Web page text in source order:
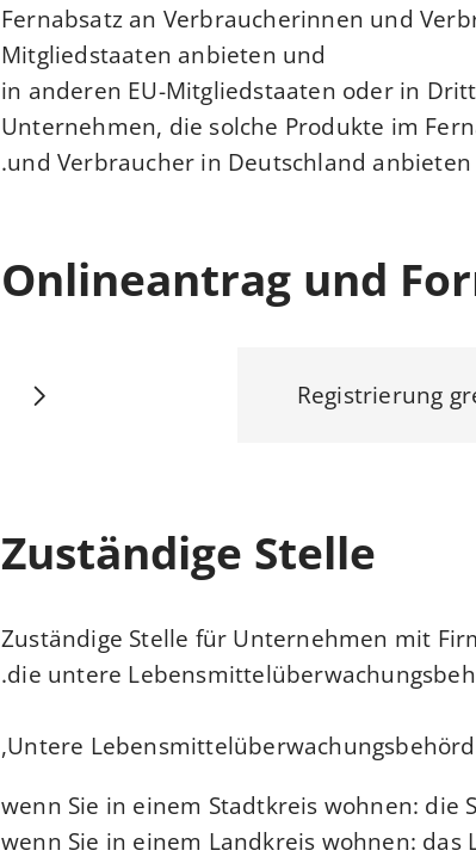
Fernabsatz an Verbraucherinnen und
Mitgliedstaaten anbieten und
in anderen EU-Mitgliedstaaten oder in
Unternehmen, die solche Produkte im
und Verbraucher in Deutschland anbieten.
Onlineantrag und
Registrierung
Zuständige Stelle
Zuständige Stelle für Unternehmen mit
die untere
Untere
wenn Sie in einem Stadtkreis wohnen: die
wenn Sie in einem Landkreis wohnen: das